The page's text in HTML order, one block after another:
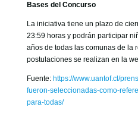
Bases del Concurso
La iniciativa tiene un plazo de
23:59 horas y podrán participar
años de todas las comunas de la
postulaciones se realizan en la
Fuente: https://www.uantof.cl/
fueron-seleccionadas-como-
para-todas/